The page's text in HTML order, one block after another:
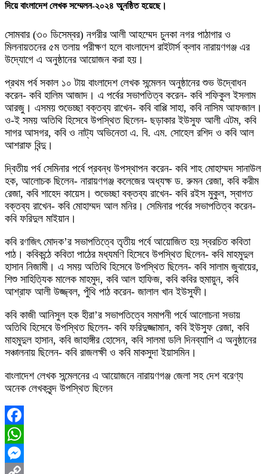
দিয়ে বাংলাদেশ লেখক সম্মেলন-২০২৪ অুনষ্ঠিত হয়েছে।
সোমবার (৩০ ডিসেম্বর) নগরীর আলী আহম্মেদ চুনকা নগর পাঠাগার ও
মিলনায়তনের ৫ম তলায় পরীক্ষণ হলে বাংলাদেশ রাইটার্স ক্লাব নারায়ণগঞ্জ এর
উদ্যোগে এ অনুষ্ঠানের আয়োজন করা হয়।
প্রথম পর্ব সকাল ১০ টায় বাংলাদেশ লেখক সন্মেলন অনুষ্ঠানের শুভ উদ্বোধন
করেন- কবি হালিম আজাদ। এ পর্বের সভাপতিত্ব করেন- কবি শফিকুল ইসলাম
আরজু। এসময় শুভেচ্ছা বক্তব্য রাখেন- কবি বাপ্পি সাহা, কবি নাসিম আফজাল।
ও-ই সময় অতিথি হিসেবে উপস্থিত ছিলেন- ছড়াকার ইউসুফ আলী এটম, কবি
সাগর আসগর, কবি ও নাট্য অভিনেতা এ. বি. এম. সোহেল রশিদ ও কবি আল
আশরাফ বিন্দু।
দ্বিতীয় পর্ব সেমিনার পর্বে প্রবন্ধ উপস্থাপন করেন- কবি শাহ মোহাম্মদ সানাউল
হক, আলোচক ছিলেন- নারায়ণগঞ্জ কলেজের অধ্যক্ষ ড. রুমন রেজা, কবি করীম
রেজা, কবি শাহেদ কায়েস। শুভেচ্ছা বক্তব্য রাখেন- কবি রইস মুকুল, স্বাগত
বক্তব্য রাখেন- কবি মোহাম্মদ আল মনির। সেমিনার পর্বের সভাপতিত্ব করেন-
কবি ফরিদুল মাইয়ান।
কবি রণজিৎ মোদক’র সভাপতিত্বে তৃতীয় পর্বে আয়োজিত হয় স্বরচিত কবিতা
পাঠ। কবিকন্ঠে কবিতা পাঠের মধ্যমণি হিসেবে উপস্থিত ছিলেন- কবি মাহমুদুল
হাসান নিজামী। এ সময় অতিথি হিসেবে উপস্থিত ছিলেন- কবি সালাম জুবায়ের,
শিশু সাহিত্যিক মালেক মাহমুদ, কবি আল হাফিজ, কবি কবির হুমায়ুন, কবি
আশ্রাফ আলী উজ্জ্বল, পুঁথি পাঠ করেন- জালাল খান ইউসুফী।
কবি কাজী আনিসুল হক হীরা’র সভাপতিত্বে সমাপনী পর্বে আলোচনা সভায়
অতিথি হিসেবে উপস্থিত ছিলেন- কবি ফরিদুজ্জামান, কবি ইউসুফ রেজা, কবি
মাহমুদুল হাসান, কবি জাহাঙ্গীর হোসেন, কবি সালমা ডলি দিনব্যাপি এ অনুষ্ঠানের
সঞ্চালনায় ছিলেন- কবি রাজলক্ষী ও কবি মাকসুদা ইয়াসমিন।
বাংলাদেশ লেখক সন্মেলনের এ আয়োজনে নারায়ণগঞ্জ জেলা সহ দেশ বরেণ্য
অনেক লেখকবৃন্দ উপস্থিত ছিলেন
Facebook
WhatsApp